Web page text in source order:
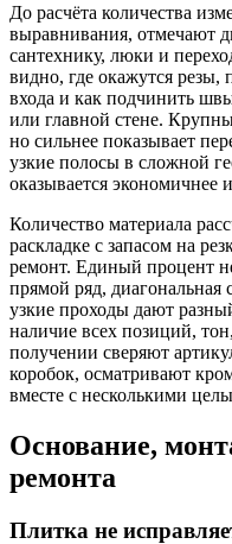
До расчёта количества
выравнивания, отмечают
сантехнику, люки и
видно, где окажутся резы,
входа и как подчинить
или главной стене.
но сильнее показывает
узкие полосы в сложной
оказывается экономичнее
Количество материала
раскладке с запасом на
ремонт. Единый процент
прямой ряд, диагональная
узкие проходы дают
наличие всех позиций,
получении сверяют
коробок, осматривают
вместе с несколькими
Основание,
ремонта
Плитка не